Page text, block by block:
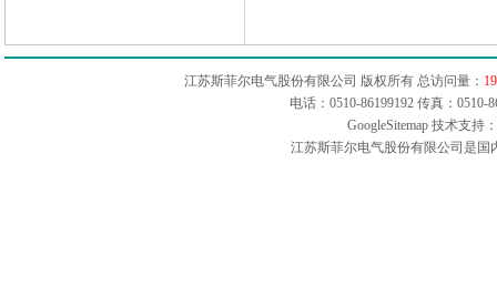
江苏斯菲尔电气股份有限公司 版权所有 总访问量：
电话：0510-86199192 传真：
GoogleSitemap技术支持
江苏斯菲尔电气股份有限公司是